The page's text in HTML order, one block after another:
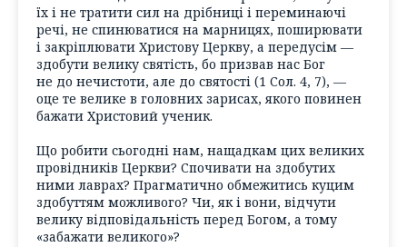
їх і не тратити сил на дрібниці і переминаючі
речі, не спинюватися на марницях, поширювати
і закріплювати Христову Церкву, а передусім —
здобути велику святість, бо призвав нас Бог
не до нечистоти, але до святості (1 Сол. 4, 7), —
оце те велике в головних зарисах, якого повинен
бажати Христовий ученик.
Що робити сьогодні нам, нащадкам цих великих
провідників Церкви? Спочивати на здобутих
ними лаврах? Прагматично обмежитись куцим
здобуттям можливого? Чи, як і вони, відчути
велику відповідальність перед Богом, а тому
«забажати великого»?